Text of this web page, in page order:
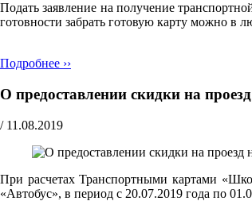
Подать заявление на получение
готовности забрать готовую карту можно
Подробнее ››
О предоставлении скидки на
/ 11.08.2019
При расчетах Транспортными картами
«Автобус», в период с 20.07.2019 года по